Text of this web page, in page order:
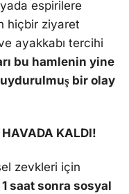
espirilere
hiçbir ziyaret
ayakkabı tercihi
bu hamlenin yine
bir olay
HAVADA KALDI!
zevkleri için
saat sonra sosyal